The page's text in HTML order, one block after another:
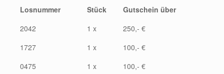
Losnummer Stück
Gutschein über
2042
1 x
250,- €
1727
1 x
100,- €
0475
1 x
100,- €